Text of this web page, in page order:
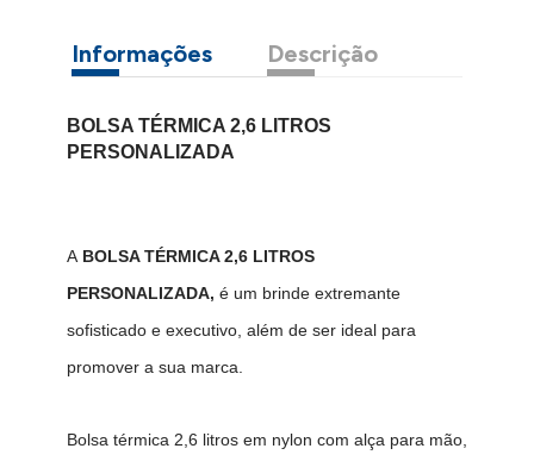
Informações Descrição
BOLSA TÉRMICA 2,6 LITROS
PERSONALIZADA
A BOLSA TÉRMICA 2,6 LITROS
PERSONALIZADA, é um brinde extremante
sofisticado e executivo, além de ser ideal para
promover a sua marca.
Bolsa térmica 2,6 litros em nylon com alça para mão,